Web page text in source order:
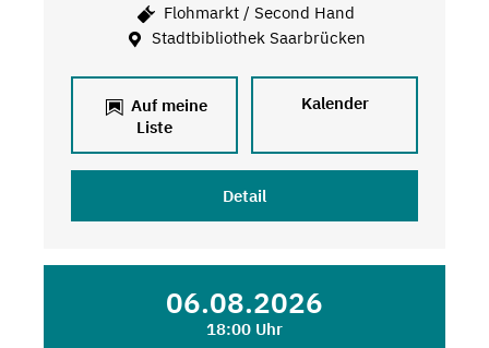
Flohmarkt / Second Hand
Stadtbibliothek Saarbrücken
Auf meine
Liste
Kalender
Detail
06.08.2026
18:00 Uhr